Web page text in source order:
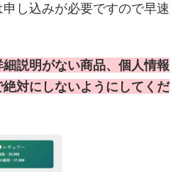
し込みが必要ですので早速
説明がない商品、個人情報
対にしないようにしてくだ